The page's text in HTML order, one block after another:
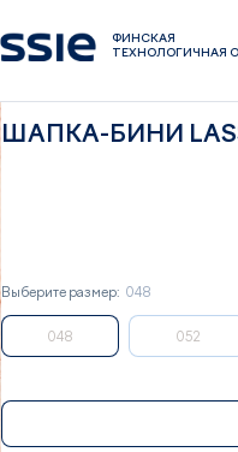
ФИНСКАЯ
ТЕХНОЛОГИЧНАЯ
ШАПКА-БИНИ
Выберите размер: 048
048 052